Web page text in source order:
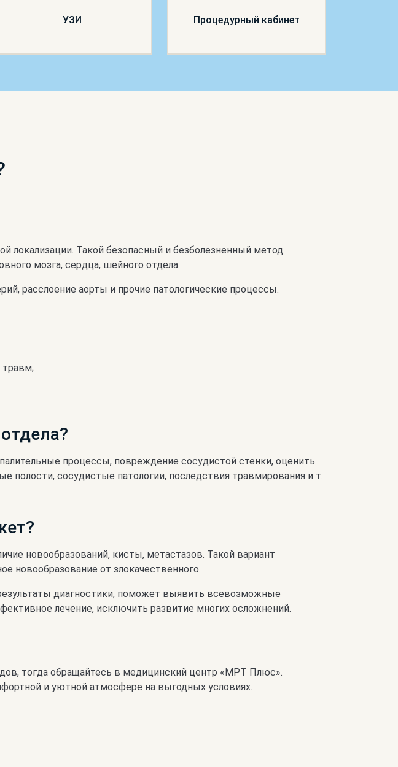
УЗИ Процедурный кабинет
локализации. Такой безопасный и безболезненный метод
мозга, сердца, шейного отдела.
расслоение аорты и прочие патологические процессы.
травм;
процессы, повреждение сосудистой стенки, оценить
полости, сосудистые патологии, последствия травмирования и т.
новообразований, кисты, метастазов. Такой вариант
новообразование от злокачественного.
диагностики, поможет выявить всевозможные
лечение, исключить развитие многих осложнений.
тогда обращайтесь в медицинский центр «МРТ Плюс».
и уютной атмосфере на выгодных условиях.